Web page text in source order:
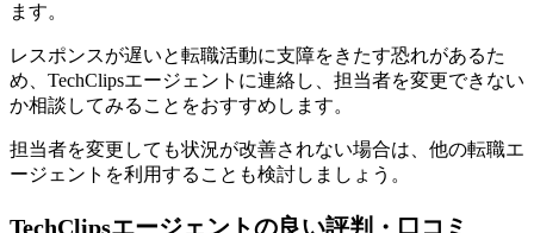
ます。
レスポンスが遅いと転職活動に支障をきたす恐れがあるた
め、TechClipsエージェントに連絡し、 担当者を変更できない
か相談してみることをおすすめします。
担当者を変更しても状況が改善されない場合は、他の転職エ
ージェントを利用することも検討しましょう。
TechClipsエージェントの良い評判・口コミ